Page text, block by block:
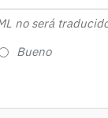
no será
Bueno